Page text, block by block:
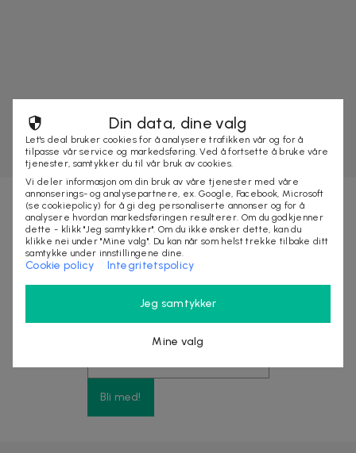
Nyhetsbrevet fylt med fordeler
Få eksklusive rabatter, tjuvstart på store
kampanjer og opptil 10% rabatt på ditt neste kjøp
Bli med!
Din data, dine valg
Let's deal bruker cookies for å analysere trafikken vår og for å
tilpasse vår service og markedsføring. Ved å fortsette å bruke våre
tjenester, samtykker du til vår bruk av cookies.
Vi deler informasjon om din bruk av våre tjenester med våre
annonserings- og analysepartnere, ex. Google, Facebook, Microsoft
(se cookiepolicy) for å gi deg personaliserte annonser og for å
analysere hvordan markedsføringen resulterer. Om du godkjenner
dette - klikk "Jeg samtykker". Om du ikke ønsker dette, kan du
klikke nei under "Mine valg". Du kan når som helst trekke tilbake ditt
samtykke under innstillingene dine.
Cookie policy Integritetspolicy
Jeg samtykker
Mine valg